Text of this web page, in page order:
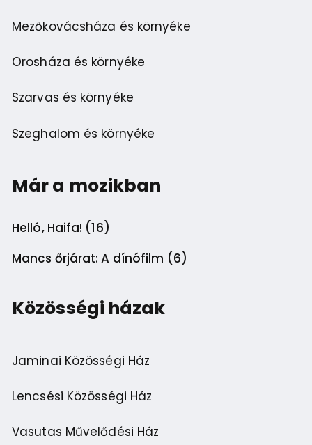
Mezőkovácsháza és környéke
Orosháza és környéke
Szarvas és környéke
Szeghalom és környéke
Már a mozikban
Helló, Haifa! (16)
Mancs őrjárat: A dínófilm (6)
Közösségi házak
Jaminai Közösségi Ház
Lencsési Közösségi Ház
Vasutas Művelődési Ház